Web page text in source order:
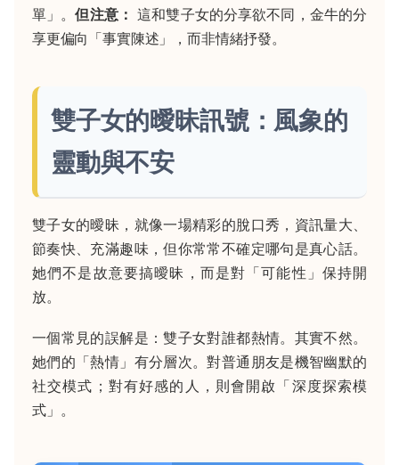
單」。但注意： 這和雙子女的分享欲不同，金牛的分
享更偏向「事實陳述」，而非情緒抒發。
雙子女的曖昧訊號：風象的
靈動與不安
雙子女的曖昧，就像一場精彩的脫口秀，資訊量大、
節奏快、充滿趣味，但你常常不確定哪句是真心話。
她們不是故意要搞曖昧，而是對「可能性」保持開
放。
一個常見的誤解是：雙子女對誰都熱情。其實不然。
她們的「熱情」有分層次。對普通朋友是機智幽默的
社交模式；對有好感的人，則會開啟「深度探索模
式」。